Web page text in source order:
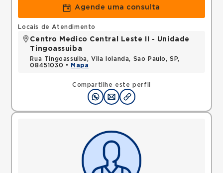
Agende uma consulta
Compartilhe este perfil
Locais de Atendimento
Centro Medico Central Leste II - Unidade
Tingoassuiba
Rua Tingoassuiba, Vila Iolanda, Sao Paulo, SP,
08451030 •
Mapa